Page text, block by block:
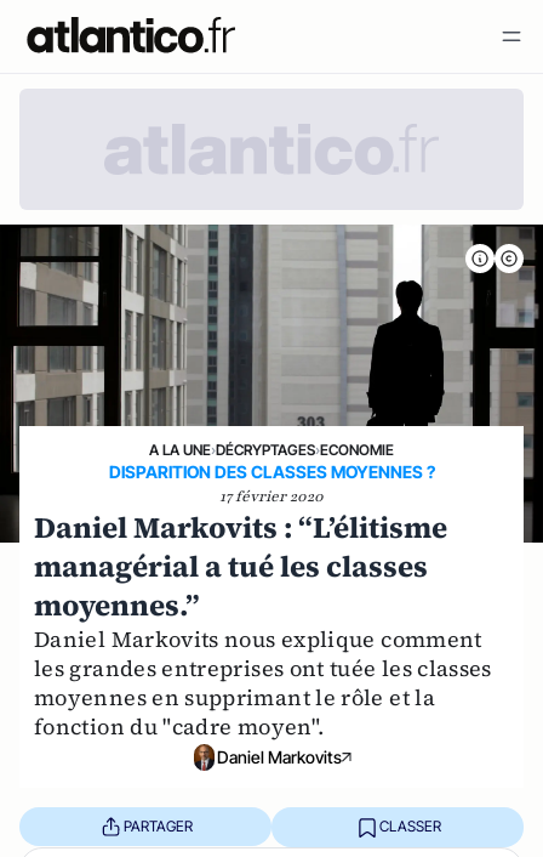
A LA UNE›DÉCRYPTAGES›ECONOMIE
DISPARITION DES CLASSES MOYENNES ?
17 février 2020
Daniel Markovits : “L’élitisme
managérial a tué les classes
moyennes.”
Daniel Markovits nous explique comment
les grandes entreprises ont tuée les classes
moyennes en supprimant le rôle et la
fonction du "cadre moyen".
Daniel Markovits
PARTAGER CLASSER